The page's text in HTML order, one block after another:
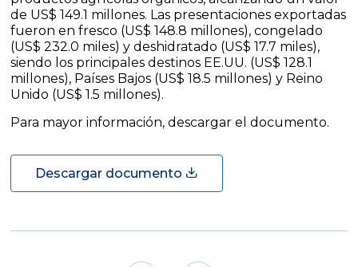
de US$ 149.1 millones. Las presentaciones exportadas
fueron en fresco (US$ 148.8 millones), congelado
(US$ 232.0 miles) y deshidratado (US$ 17.7 miles),
siendo los principales destinos EE.UU. (US$ 128.1
millones), Países Bajos (US$ 18.5 millones) y Reino
Unido (US$ 1.5 millones).
Para mayor información, descargar el documento.
Descargar documento